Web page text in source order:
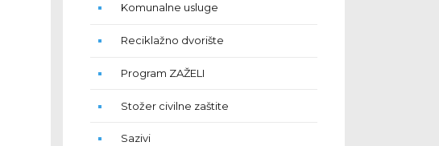
Komunalne usluge
Reciklažno dvorište
Program ZAŽELI
Stožer civilne zaštite
Sazivi